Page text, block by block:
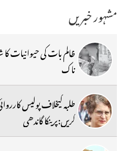
مشہور خبریں
ظالم بات کی حیوانیات
ناک
طلبہ کیخلاف پولیس
کریں:پرینکا گاندھی